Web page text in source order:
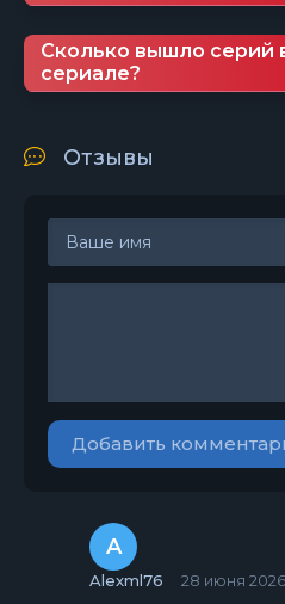
Сколько вышло серий
сериале?
Отзывы
Добавить
A
Alexml76 28 июня